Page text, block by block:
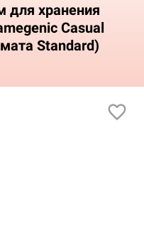
для хранения
Casual
Standard)